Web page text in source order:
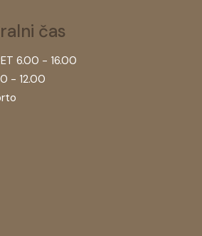
čas
6.00 - 16.00
- 12.00